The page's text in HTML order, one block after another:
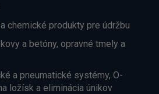
chemické produkty pre údržbu
a betóny, opravné tmely a
a pneumatické systémy, O-
ložísk a eliminácia únikov